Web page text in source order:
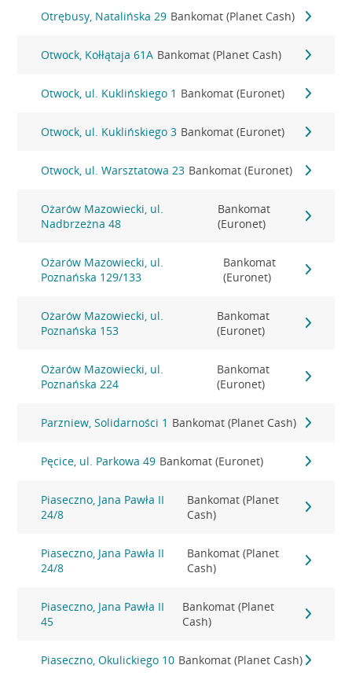
Otrębusy, Natalińska 29 Bankomat (Planet Cash)
Otwock, Kołłątaja 61A Bankomat (Planet Cash)
Otwock, ul. Kuklińskiego 1 Bankomat (Euronet)
Otwock, ul. Kuklińskiego 3 Bankomat (Euronet)
Otwock, ul. Warsztatowa 23 Bankomat (Euronet)
Ożarów Mazowiecki, ul.
Nadbrzeżna 48
Bankomat
(Euronet)
Ożarów Mazowiecki, ul.
Poznańska 129/133
Bankomat
(Euronet)
Ożarów Mazowiecki, ul.
Poznańska 153
Bankomat
(Euronet)
Ożarów Mazowiecki, ul.
Poznańska 224
Bankomat
(Euronet)
Parzniew, Solidarności 1 Bankomat (Planet Cash)
Pęcice, ul. Parkowa 49 Bankomat (Euronet)
Piaseczno, Jana Pawła II
24/8
Bankomat (Planet
Cash)
Piaseczno, Jana Pawła II
24/8
Bankomat (Planet
Cash)
Piaseczno, Jana Pawła II
45
Bankomat (Planet
Cash)
Piaseczno, Okulickiego 10 Bankomat (Planet Cash)